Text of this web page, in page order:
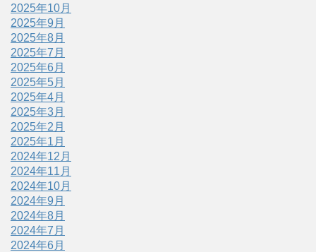
2025年10月
2025年9月
2025年8月
2025年7月
2025年6月
2025年5月
2025年4月
2025年3月
2025年2月
2025年1月
2024年12月
2024年11月
2024年10月
2024年9月
2024年8月
2024年7月
2024年6月